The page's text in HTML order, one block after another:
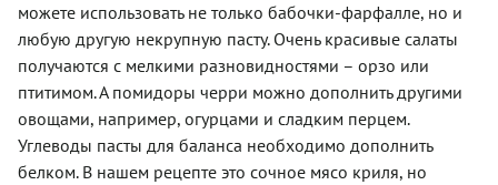
можете использовать не только бабочки-фарфалле, но и
любую другую некрупную пасту. Очень красивые салаты
получаются с мелкими разновидностями – орзо или
птитимом. А помидоры черри можно дополнить другими
овощами, например, огурцами и сладким перцем.
Углеводы пасты для баланса необходимо дополнить
белком. В нашем рецепте это сочное мясо криля, но